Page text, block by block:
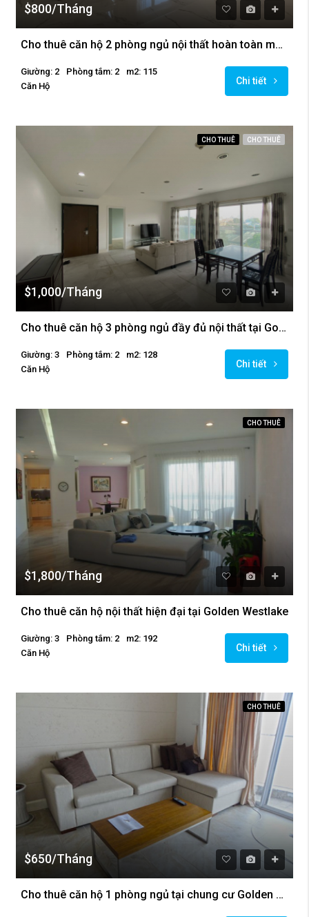
$800/Tháng
Cho thuê căn hộ 2 phòng ngủ nội thất hoàn toàn mới tại Golden Westlake
Giường: 2 Phòng tắm: 2
m2: 115
Căn Hộ
Chi tiết
CHO THUÊ CHO THUÊ
$1,000/Tháng
Cho thuê căn hộ 3 phòng ngủ đầy đủ nội thất tại Golden Westlake
Giường: 3 Phòng tắm: 2
m2: 128
Căn Hộ
Chi tiết
CHO THUÊ
$1,800/Tháng
Cho thuê căn hộ nội thất hiện đại tại Golden Westlake
Giường: 3 Phòng tắm: 2
m2: 192
Căn Hộ
Chi tiết
CHO THUÊ
$650/Tháng
Cho thuê căn hộ 1 phòng ngủ tại chung cư Golden Westlake